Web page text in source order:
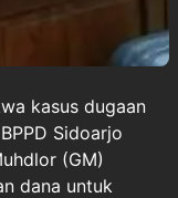
kasus dugaan
Sidoarjo
(GM)
dana untuk